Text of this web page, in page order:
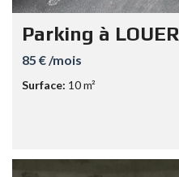
Parking à LOUER
85 € /mois
Surface: 10 m²